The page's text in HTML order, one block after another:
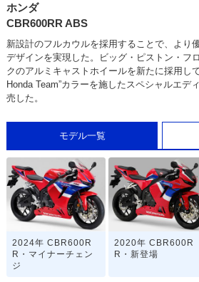
ホンダ
CBR600RR ABS
新設計のフルカウルを採用することで、より
デザインを実現した。ビッグ・ピストン・フ
クのアルミキャストホイールを新たに採用し
Honda Team”カラーを施したスペシャルエデ
売した。
モデル一覧
2024年 CBR600R
R・マイナーチェン
ジ
2020年 CBR600R
R・新登場